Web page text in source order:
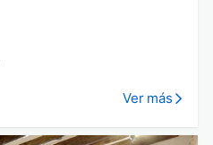
Ver más